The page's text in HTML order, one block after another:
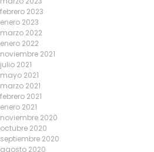
febrero 2023
enero 2023
marzo 2022
enero 2022
noviembre 2021
julio 2021
mayo 2021
marzo 2021
febrero 2021
enero 2021
noviembre 2020
octubre 2020
septiembre 2020
agosto 2020